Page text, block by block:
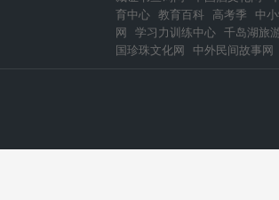
育中心 教育百科 高考季 中
网 学习力训练中心 千岛湖旅
国珍珠文化网
中外民间故事网